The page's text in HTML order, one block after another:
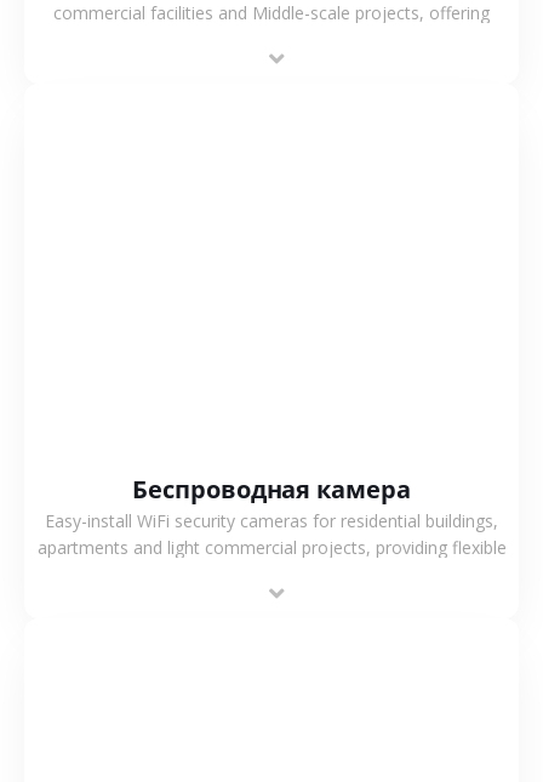
commercial facilities and Middle-scale projects, offering
support.
Беспроводная камера
Easy-install WiFi security cameras for residential buildings,
apartments and light commercial projects, providing flexible